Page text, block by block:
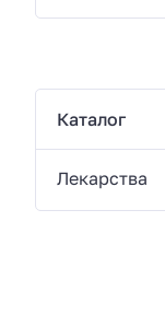
Каталог
Лекарства